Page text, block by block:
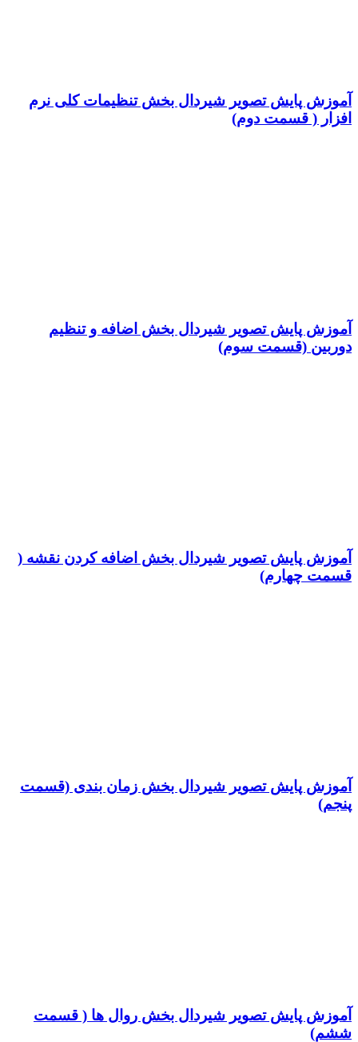
آموزش پایش تصویر شیردال بخش تنظیمات کلی نرم
افزار ( قسمت دوم)
آموزش پایش تصویر شیردال بخش اضافه و تنظیم
دوربین (قسمت سوم)
آموزش پایش تصویر شیردال بخش اضافه کردن نقشه (
قسمت چهارم)
آموزش پایش تصویر شیردال بخش زمان بندی (قسمت
پنجم)
آموزش پایش تصویر شیردال بخش روال ها ( قسمت
ششم)